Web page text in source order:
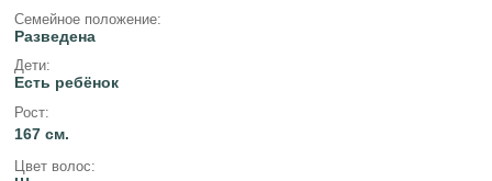
Семейное положение:
Разведена
Дети:
Есть ребёнок
Рост:
167 см.
Цвет волос: